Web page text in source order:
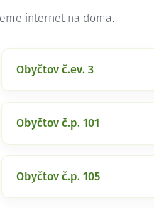
internet na doma.
Obyčtov č.ev. 3
Obyčtov č.p. 101
Obyčtov č.p. 105